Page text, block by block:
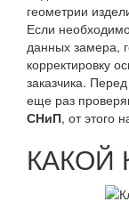
геометрии
Если
данных замера,
корректировку
заказчика.
еще раз
СНиП, от этого
КАКОЙ